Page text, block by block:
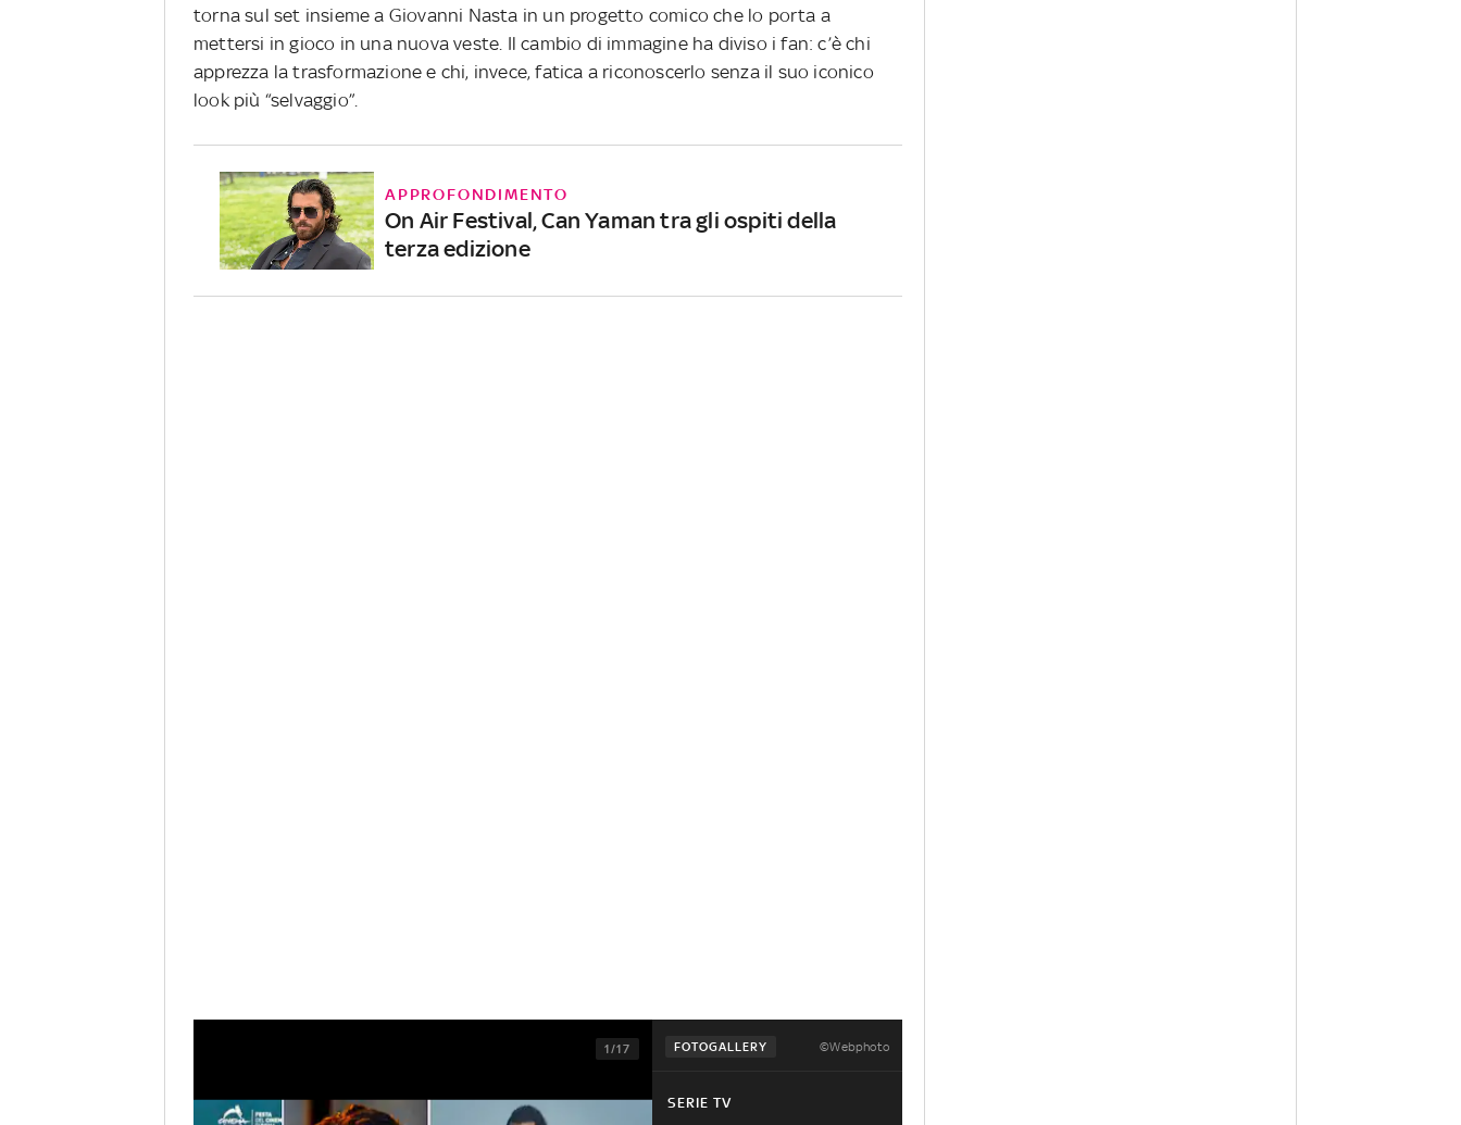
torna sul set insieme a Giovanni Nasta in un progetto comico che lo porta a
mettersi in gioco in una nuova veste. Il cambio di immagine ha diviso i fan: c’è chi
apprezza la trasformazione e chi, invece, fatica a riconoscerlo senza il suo iconico
look più “selvaggio”.
APPROFONDIMENTO
On Air Festival, Can Yaman tra gli ospiti della
terza edizione
FOTOGALLERY ©Webphoto
1/17
SERIE TV